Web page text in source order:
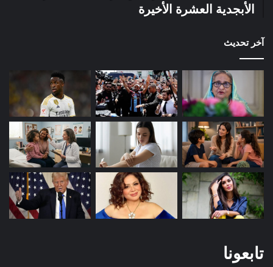
الأبجدية العشرة الأخيرة
آخر تحديث
تابعونا